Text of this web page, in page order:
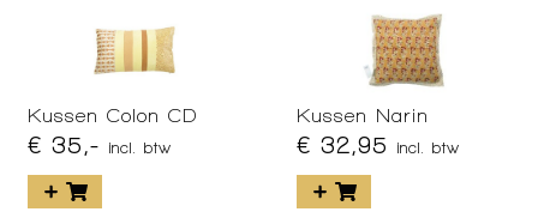
Kussen Colon CD
€ 35,- incl. btw
Kussen Narin
€ 32,95 incl. btw